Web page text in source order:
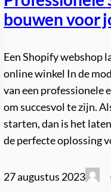
bouwen voor
Een Shopify webshop
online winkel In de
van een professionele
om succesvol te zijn.
starten, dan is het
de perfecte oplossing
27 augustus 2023